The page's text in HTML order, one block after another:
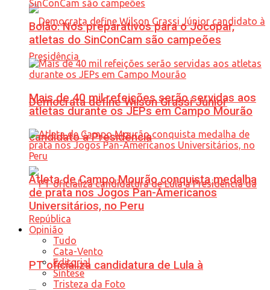
Democrata define Wilson Grassi Júnior
candidato à Presidência
PT oficializa candidatura de Lula à
Bolão: Nos preparativos para o Jocopar,
atletas do SinConCam são campeões
Mais de 40 mil refeições serão servidas aos
atletas durante os JEPs em Campo Mourão
Atleta de Campo Mourão conquista medalha
de prata nos Jogos Pan-Americanos
Universitários, no Peru
Opinião
Tudo
Cata-Vento
Editorial
Síntese
Tristeza da Foto